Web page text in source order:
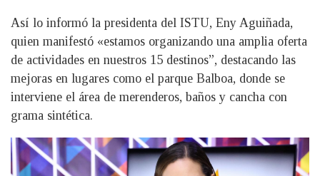
Así lo informó la presidenta del ISTU, Eny Aguiñada,
quien manifestó «estamos organizando una amplia oferta
de actividades en nuestros 15 destinos”, destacando las
mejoras en lugares como el parque Balboa, donde se
interviene el área de merenderos, baños y cancha con
grama sintética.